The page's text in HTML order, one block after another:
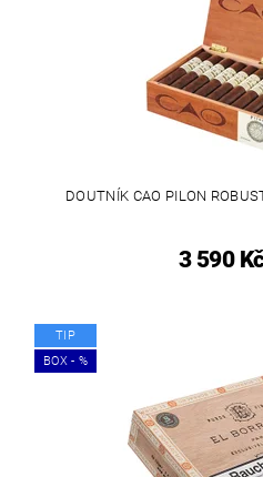
DOUTNÍK CAO PILON
3 590
TIP
BOX - %